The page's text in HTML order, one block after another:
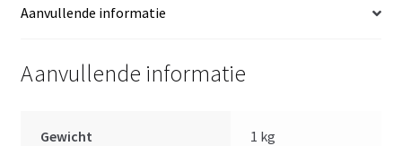
roze
Aanvullende informatie
Aanvullende informatie
Gewicht 1 kg